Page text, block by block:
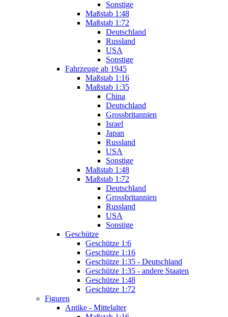
Sonstige
Maßstab 1:48
Maßstab 1:72
Deutschland
Russland
USA
Sonstige
Fahrzeuge ab 1945
Maßstab 1:16
Maßstab 1:35
China
Deutschland
Grossbritannien
Israel
Japan
Russland
USA
Sonstige
Maßstab 1:48
Maßstab 1:72
Deutschland
Grossbritannien
Russland
USA
Sonstige
Geschütze
Geschütze 1:6
Geschütze 1:16
Geschütze 1:35 - Deutschland
Geschütze 1:35 - andere Staaten
Geschütze 1:48
Geschütze 1:72
Figuren
Antike - Mittelalter